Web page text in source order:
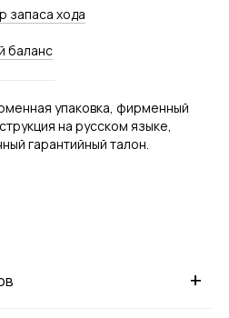
запаса хода
баланс
упаковка, фирменный
на русском языке,
гарантийный талон.
+